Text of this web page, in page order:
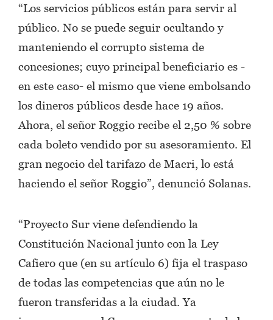
“Los servicios públicos están para servir al
público. No se puede seguir ocultando y
manteniendo el corrupto sistema de
concesiones; cuyo principal beneficiario es -
en este caso- el mismo que viene embolsando
los dineros públicos desde hace 19 años.
Ahora, el señor Roggio recibe el 2,50 % sobre
cada boleto vendido por su asesoramiento. El
gran negocio del tarifazo de Macri, lo está
haciendo el señor Roggio”, denunció Solanas.
“Proyecto Sur viene defendiendo la
Constitución Nacional junto con la Ley
Cafiero que (en su artículo 6) fija el traspaso
de todas las competencias que aún no le
fueron transferidas a la ciudad. Ya